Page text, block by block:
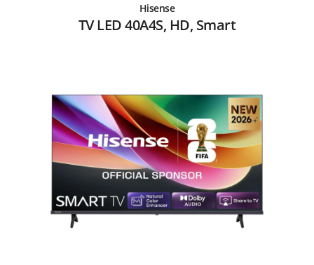
Hisense
TV LED 40A4S, HD, Smart